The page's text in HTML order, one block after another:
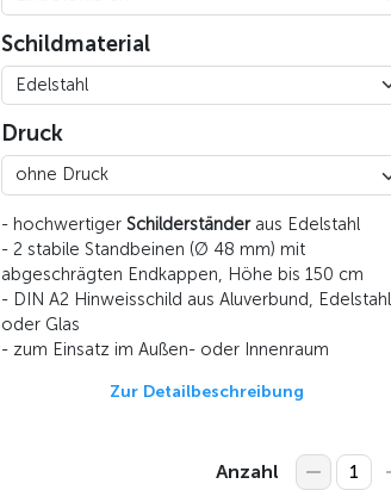
Schildmaterial
Druck
- hochwertigerSchilderständeraus Edelstahl
- 2 stabile Standbeinen (Ø 48 mm) mit
abgeschrägten Endkappen, Höhe bis 150 cm
- DIN A2 Hinweisschild aus Aluverbund, Edelstahl
oder Glas
- zum Einsatz im Außen- oder Innenraum
Zur Detailbeschreibung
Anzahl